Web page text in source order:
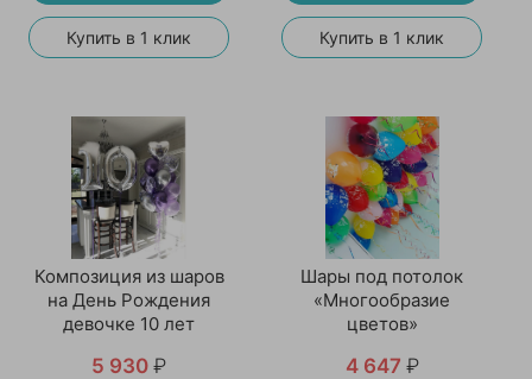
Купить в 1 клик Купить в 1 клик
Композиция из шаров
на День Рождения
девочке 10 лет
5 930 ₽
Шары под потолок
«Многообразие
цветов»
4 647 ₽